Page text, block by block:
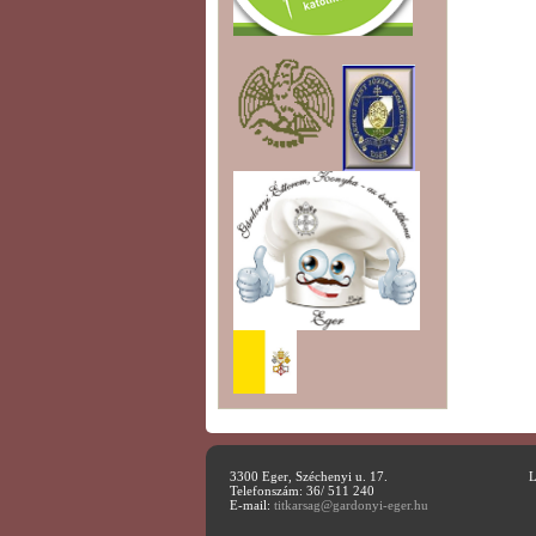
3300 Eger, Széchenyi u. 17.
Telefonszám: 36/ 511 240
E-mail: titkarsag@gardonyi-eger.hu